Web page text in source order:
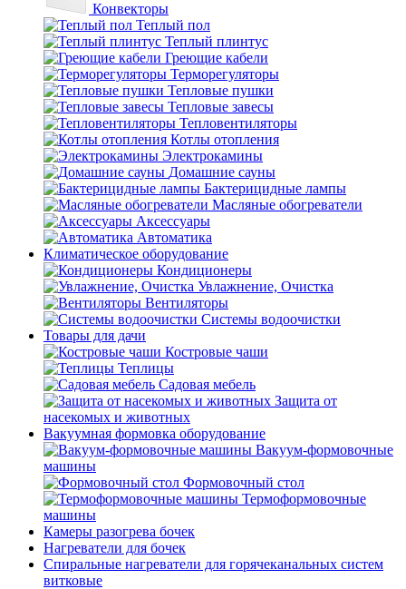
Конвекторы
Теплый пол
Теплый плинтус
Греющие кабели
Терморегуляторы
Тепловые пушки
Тепловые завесы
Тепловентиляторы
Котлы отопления
Электрокамины
Домашние сауны
Бактерицидные лампы
Масляные обогреватели
Аксессуары
Автоматика
Климатическое оборудование
Кондиционеры
Увлажнение, Очистка
Вентиляторы
Системы водоочистки
Товары для дачи
Костровые чаши
Теплицы
Садовая мебель
Защита от
насекомых и животных
Вакуумная формовка оборудование
Вакуум-формовочные
машины
Формовочный стол
Термоформовочные
машины
Камеры разогрева бочек
Нагреватели для бочек
Спиральные нагреватели для горячеканальных систем
витковые